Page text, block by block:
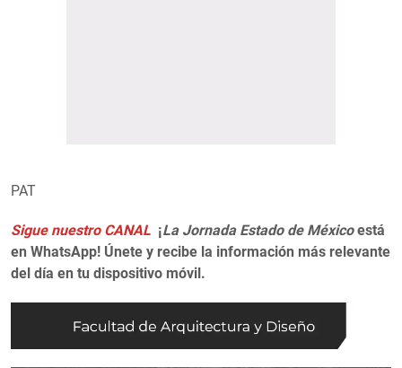
PAT
Sigue nuestro CANAL ¡La Jornada Estado de Méxicoestá
en WhatsApp! Únete y recibe la información más relevante
del día en tu dispositivo móvil.